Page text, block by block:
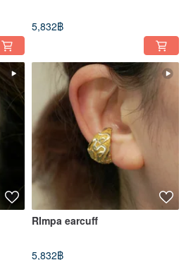
5,832฿
RImpa earcuff
5,832฿